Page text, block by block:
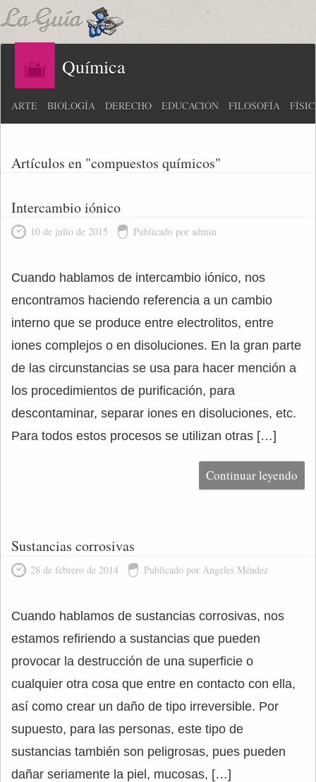
Química
ARTE BIOLOGÍA DERECHO EDUCACIÓN FILOSOFÍA
Artículos en "compuestos químicos"
Intercambio iónico
10 de julio de 2015 Publicado por admin
Cuando hablamos de intercambio iónico, nos
encontramos haciendo referencia a un cambio
interno que se produce entre electrolitos, entre
iones complejos o en disoluciones. En la gran parte
de las circunstancias se usa para hacer mención a
los procedimientos de purificación, para
descontaminar, separar iones en disoluciones, etc.
Para todos estos procesos se utilizan otras […]
Continuar leyendo
Sustancias corrosivas
28 de febrero de 2014 Publicado por Ángeles Méndez
Cuando hablamos de sustancias corrosivas, nos
estamos refiriendo a sustancias que pueden
provocar la destrucción de una superficie o
cualquier otra cosa que entre en contacto con ella,
así como crear un daño de tipo irreversible. Por
supuesto, para las personas, este tipo de
sustancias también son peligrosas, pues pueden
dañar seriamente la piel, mucosas, […]